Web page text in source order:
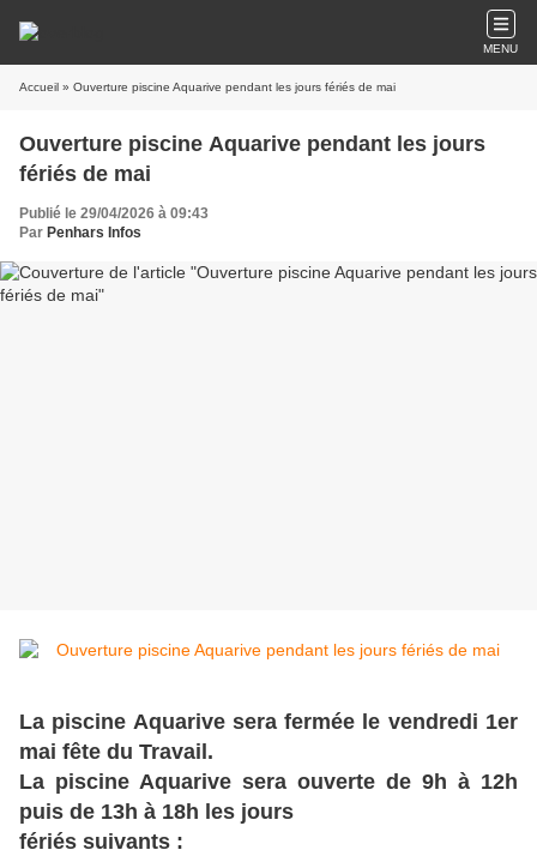
MENU
Accueil » Ouverture piscine Aquarive pendant les jours fériés de mai
Ouverture piscine Aquarive pendant les jours
fériés de mai
Publié le 29/04/2026 à 09:43
Par Penhars Infos
La piscine Aquarive sera fermée le vendredi 1er
mai fête du Travail.
La piscine Aquarive sera ouverte de 9h à 12h
puis de 13h à 18h les jours
fériés suivants :